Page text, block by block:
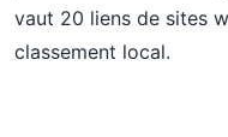
vaut 20 liens de sites
classement local.